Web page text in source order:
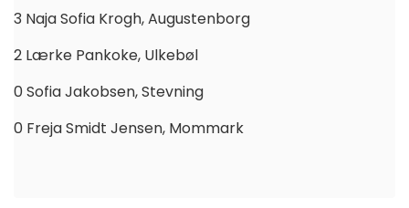
3 Naja Sofia Krogh, Augustenborg
2 Lærke Pankoke, Ulkebøl
0 Sofia Jakobsen, Stevning
0 Freja Smidt Jensen, Mommark